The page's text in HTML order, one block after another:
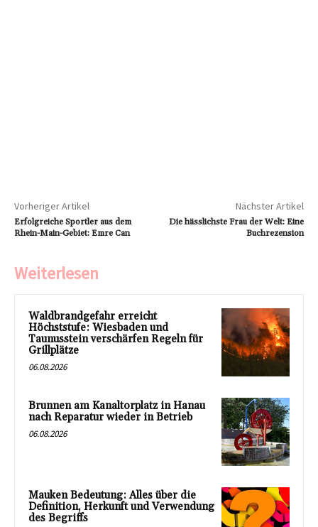
Vorheriger Artikel
Erfolgreiche Sportler aus dem
Rhein-Main-Gebiet: Emre Can
Nächster Artikel
Die hässlichste Frau der Welt: Eine
Buchrezension
Weiterlesen
Waldbrandgefahr erreicht
Höchststufe: Wiesbaden und
Taunusstein verschärfen Regeln für
Grillplätze
06.08.2026
Brunnen am Kanaltorplatz in Hanau
nach Reparatur wieder in Betrieb
06.08.2026
Mauken Bedeutung: Alles über die
Definition, Herkunft und Verwendung
des Begriffs